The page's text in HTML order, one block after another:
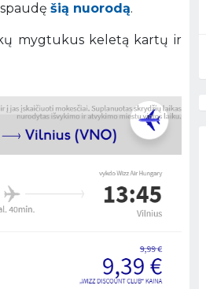
šią nuorodą.
mygtukus keletą kartų ir